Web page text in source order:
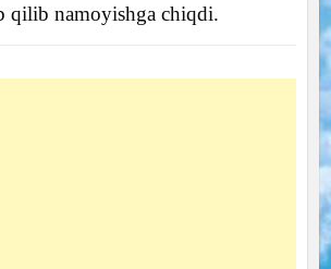
qilib namoyishga chiqdi.